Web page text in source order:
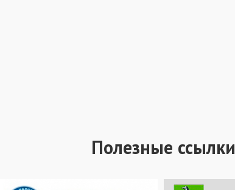
Полезные ссылки